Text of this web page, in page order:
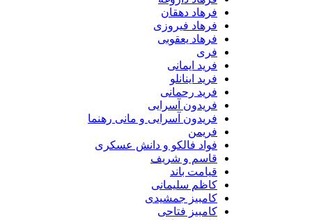
فرهاد دهقان
فرهاد فیروزی
فرهاد یعقوبی
فری
فرید ایمانی
فرید اینانلو
فرید رحمانی
فریدون آسرایی
فریدون آسرایی و مانی رهنما
فریمن
فواد فالکو و دانش عسکری
قاسم و شریف
قیامت باند
کاظم سلیمانی
کامبیز جمشیدی
کامبیز فتاحی